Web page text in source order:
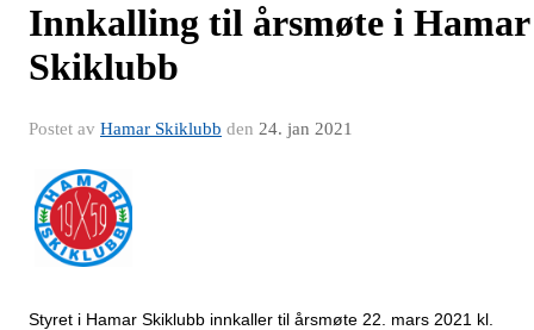
Innkalling til årsmøte i Hamar
Skiklubb
Postet av Hamar Skiklubb den 24. jan 2021
Styret i Hamar Skiklubb innkaller til årsmøte 22. mars 2021 kl.